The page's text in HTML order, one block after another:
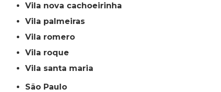
vila nova cachoeirinha
vila palmeiras
vila romero
vila roque
vila santa maria
São Paulo